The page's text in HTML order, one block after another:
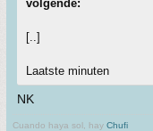
volgende:
[..]
Laatste minuten
NK
Cuando haya sol, hay Chufi